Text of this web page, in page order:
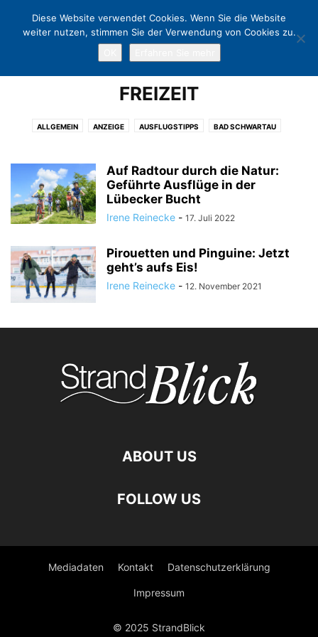
FREIZEIT
ALLGEMEIN ANZEIGE AUSFLUGSTIPPS BAD SCHWARTAU
KULTUR KUNST
NIENDORF OSTHOLSTEIN POLITIK PÖNITZ SCHARBEUTZ
SCHÜRSDORF SHOPPING SPORT
TIMMENDORFER STRAND TRAVEMÜNDE WARNSDORF
Auf Radtour durch die Natur:
Geführte Ausflüge in der
Lübecker Bucht
Irene Reinecke - 17. Juli 2022
Pirouetten und Pinguine: Jetzt
geht’s aufs Eis!
Irene Reinecke - 12. November 2021
ABOUT US
FOLLOW US
Mediadaten Kontakt Datenschutzerklärung
Impressum
© 2025 StrandBlick
Diese Website verwendet Cookies. Wenn Sie die Website
weiter nutzen, stimmen Sie der Verwendung von Cookies zu.